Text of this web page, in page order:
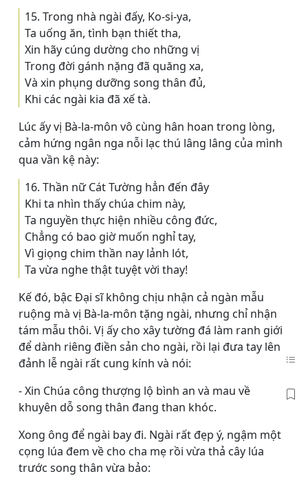
15. Trong nhà ngài đấy, Ko-si-ya,
Ta uống ăn, tình bạn thiết tha,
Xin hãy cúng dường cho những vị
Trong đời gánh nặng đã quăng xa,
Và xin phụng dưỡng song thân đủ,
Khi các ngài kia đã xế tà.
Lúc ấy vị Bà-la-môn vô cùng hân hoan trong lòng,
cảm hứng ngân nga nỗi lạc thú lâng lâng của mình
qua vần kệ này:
16. Thần nữ Cát Tường hẳn đến đây
Khi ta nhìn thấy chúa chim này,
Ta nguyền thực hiện nhiều công đức,
Chẳng có bao giờ muốn nghỉ tay,
Vì giọng chim thần nay lảnh lót,
Ta vừa nghe thật tuyệt vời thay!
Kế đó, bậc Ðại sĩ không chịu nhận cả ngàn mẫu
ruộng mà vị Bà-la-môn tặng ngài, nhưng chỉ nhận
tám mẫu thôi. Vị ấy cho xây tường đá làm ranh giới
để dành riêng điền sản cho ngài, rồi lại đưa tay lên
đảnh lễ ngài rất cung kính và nói:
- Xin Chúa công thượng lộ bình an và mau về
khuyên dỗ song thân đang than khóc.
Xong ông để ngài bay đi. Ngài rất đẹp ý, ngậm một
cọng lúa đem về cho cha mẹ rồi vừa thả cây lúa
trước song thân vừa bảo: